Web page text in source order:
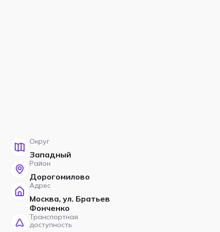
Округ
Западный
Район
Дорогомилово
Адрес
Москва, ул. Братьев
Фонченко
Транспортная
доступность